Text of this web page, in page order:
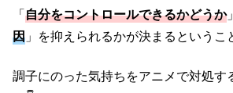
「自分をコントロールできるかどうか
因 」を抑えられるかが決まるというこ
調子にのった気持ちをアニメで対処す